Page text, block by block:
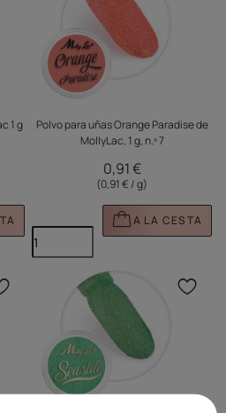
1 g
Polvo para uñas Orange Paradise de
MollyLac, 1 g, n.º 7
0,91 €
(0,91 € / g)
A LA CESTA
Haga clic para añadir